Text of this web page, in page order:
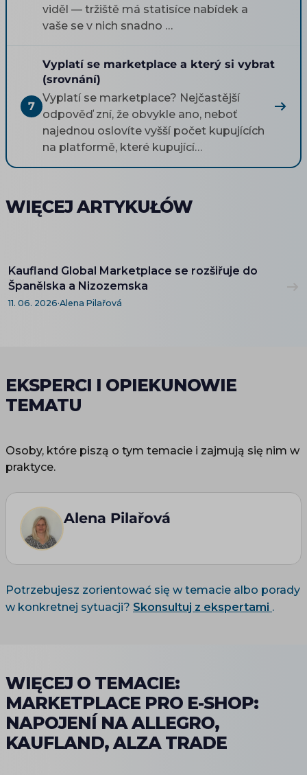
viděl — tržiště má statisíce nabídek a
vaše se v nich snadno …
7
Vyplatí se marketplace a který si vybrat
(srovnání)
Vyplatí se marketplace? Nejčastější
odpověď zní, že obvykle ano, neboť
najednou oslovíte vyšší počet kupujících
na platformě, které kupující…
WIĘCEJ ARTYKUŁÓW
Kaufland Global Marketplace se rozšiřuje do
Španělska a Nizozemska
11. 06. 2026·Alena Pilařová
EKSPERCI I OPIEKUNOWIE
TEMATU
Osoby, które piszą o tym temacie i zajmują się nim w
praktyce.
Alena Pilařová
Potrzebujesz zorientować się w temacie albo porady
w konkretnej sytuacji? Skonsultuj z ekspertami .
WIĘCEJ O TEMACIE:
MARKETPLACE PRO E-SHOP:
NAPOJENÍ NA ALLEGRO,
KAUFLAND, ALZA TRADE